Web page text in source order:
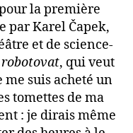
la première
par Karel Čapek,
et de science-
robotovat, qui veut
suis acheté un
tomettes de ma
: je dirais même